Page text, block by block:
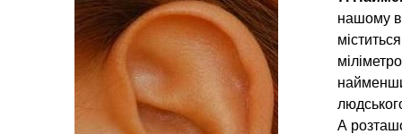
нашому
міститься
А